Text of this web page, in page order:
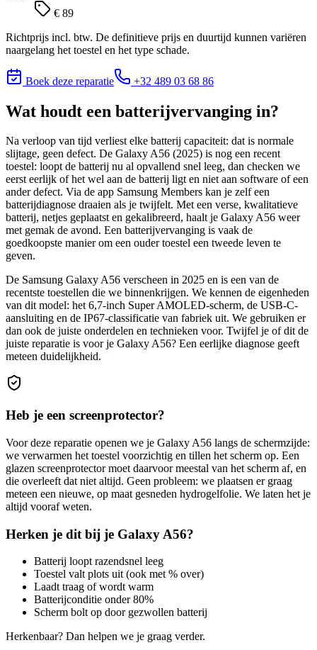
€ 89
Richtprijs incl. btw. De definitieve prijs en duurtijd kunnen variëren
naargelang het toestel en het type schade.
Boek deze reparatie +32 489 03 68 86
Wat houdt een batterijvervanging in?
Na verloop van tijd verliest elke batterij capaciteit: dat is normale
slijtage, geen defect. De Galaxy A56 (2025) is nog een recent
toestel: loopt de batterij nu al opvallend snel leeg, dan checken we
eerst eerlijk of het wel aan de batterij ligt en niet aan software of een
ander defect. Via de app Samsung Members kan je zelf een
batterijdiagnose draaien als je twijfelt. Met een verse, kwalitatieve
batterij, netjes geplaatst en gekalibreerd, haalt je Galaxy A56 weer
met gemak de avond. Een batterijvervanging is vaak de
goedkoopste manier om een ouder toestel een tweede leven te
geven.
De Samsung Galaxy A56 verscheen in 2025 en is een van de
recentste toestellen die we binnenkrijgen. We kennen de eigenheden
van dit model: het 6,7-inch Super AMOLED-scherm, de USB-C-
aansluiting en de IP67-classificatie van fabriek uit. We gebruiken er
dan ook de juiste onderdelen en technieken voor. Twijfel je of dit de
juiste reparatie is voor je Galaxy A56? Een eerlijke diagnose geeft
meteen duidelijkheid.
Heb je een screenprotector?
Voor deze reparatie openen we je Galaxy A56 langs de schermzijde:
we verwarmen het toestel voorzichtig en tillen het scherm op. Een
glazen screenprotector moet daarvoor meestal van het scherm af, en
die overleeft dat niet altijd. Geen probleem: we plaatsen er graag
meteen een nieuwe, op maat gesneden hydrogelfolie. We laten het je
altijd vooraf weten.
Herken je dit bij je Galaxy A56?
Batterij loopt razendsnel leeg
Toestel valt plots uit (ook met % over)
Laadt traag of wordt warm
Batterijconditie onder 80%
Scherm bolt op door gezwollen batterij
Herkenbaar? Dan helpen we je graag verder.